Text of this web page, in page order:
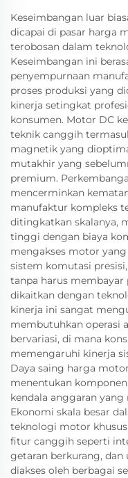
Keseimbangan luar
dicapai di pasar harga
terobosan dalam
Keseimbangan ini
penyempurnaan
proses produksi yang
kinerja setingkat
konsumen. Motor DC
teknik canggih
magnetik yang
mutakhir yang
premium.
mencerminkan
manufaktur kompleks
ditingkatkan skalanya,
tinggi dengan biaya
mengakses motor
sistem komutasi
tanpa harus
dikaitkan dengan
kinerja ini sangat
membutuhkan operasi
bervariasi, di mana
memengaruhi kinerja
Daya saing harga
menentukan
kendala anggaran
Ekonomi skala besar
teknologi motor
fitur canggih seperti
getaran berkurang, dan
diakses oleh berbagai